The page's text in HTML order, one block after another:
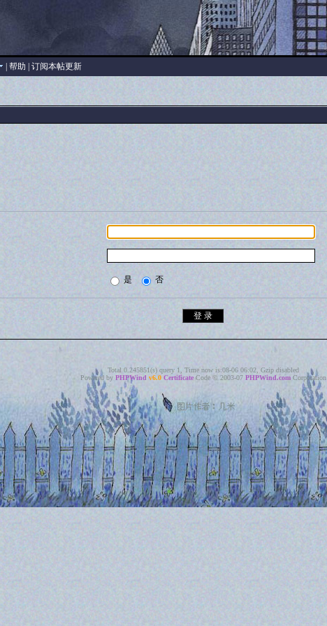
|帮助 |订阅本帖更新
是 否
Total 0.245851(s) query 1, Time now is:08-06 06:02, Gzip disabled
Powered by PHPWind v6.0 Certificate Code © 2003-07 PHPWind.com Corporation